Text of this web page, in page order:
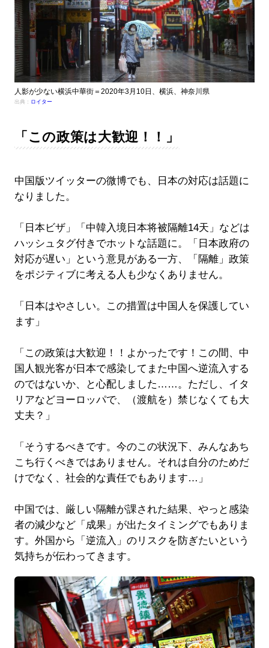
人影が少ない横浜中華街＝2020年3月10日、横浜、神奈川県
出典： ロイター
「この政策は大歓迎！！」
中国版ツイッターの微博でも、日本の対応は話題に
なりました。
「日本ビザ」「中韓入境日本将被隔離14天」などは
ハッシュタグ付きでホットな話題に。「日本政府の
対応が遅い」という意見がある一方、「隔離」政策
をポジティブに考える人も少なくありません。
「日本はやさしい。この措置は中国人を保護してい
ます」
「この政策は大歓迎！！よかったです！この間、中
国人観光客が日本で感染してまた中国へ逆流入する
のではないか、と心配しました……。ただし、イタ
リアなどヨーロッパで、（渡航を）禁じなくても大
丈夫？」
「そうするべきです。今のこの状況下、みんなあち
こち行くべきではありません。それは自分のためだ
けでなく、社会的な責任でもあります…」
中国では、厳しい隔離が課された結果、やっと感染
者の減少など「成果」が出たタイミングでもありま
す。外国から「逆流入」のリスクを防ぎたいという
気持ちが伝わってきます。